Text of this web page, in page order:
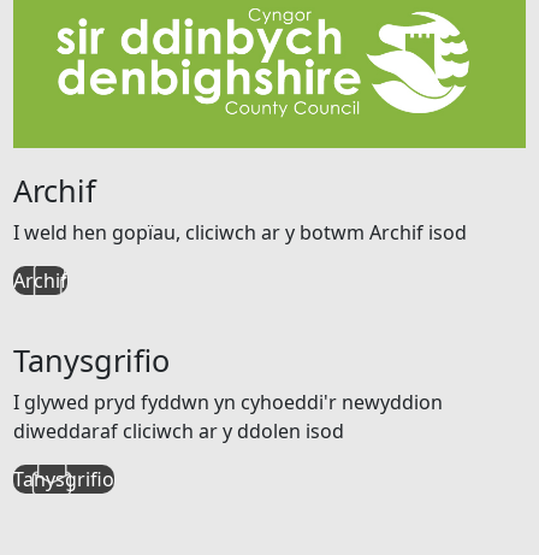
Archif
I weld hen gopïau, cliciwch ar y botwm Archif isod
Archif
Tanysgrifio
I glywed pryd fyddwn yn cyhoeddi'r newyddion
diweddaraf cliciwch ar y ddolen isod
Tanysgrifio